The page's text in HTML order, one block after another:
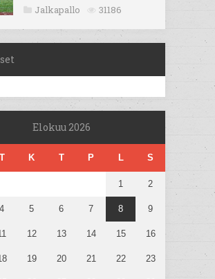
Jalkapallo 31186
Elokuu 2026
T K T P L S
1 2
4 5 6 7 8 9
12 13 14 15 16
19 20 21 22 23